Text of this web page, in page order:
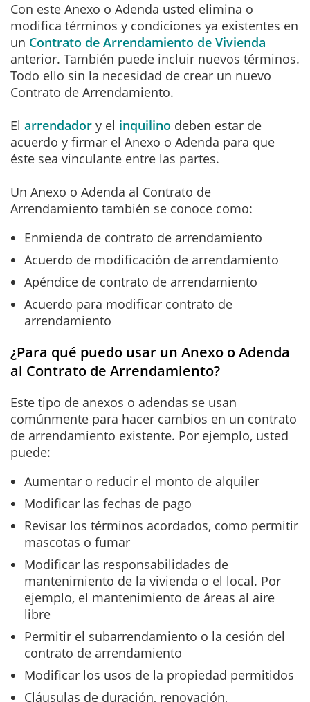
Con este Anexo o Adenda usted elimina o
modifica términos y condiciones ya existentes en
un Contrato de Arrendamiento de Vivienda
anterior. También puede incluir nuevos términos.
Todo ello sin la necesidad de crear un nuevo
Contrato de Arrendamiento.
El arrendador y el inquilino deben estar de
acuerdo y firmar el Anexo o Adenda para que
éste sea vinculante entre las partes.
Un Anexo o Adenda al Contrato de
Arrendamiento también se conoce como:
Enmienda de contrato de arrendamiento
Acuerdo de modificación de arrendamiento
Apéndice de contrato de arrendamiento
Acuerdo para modificar contrato de
arrendamiento
¿Para qué puedo usar un Anexo o Adenda
al Contrato de Arrendamiento?
Este tipo de anexos o adendas se usan
comúnmente para hacer cambios en un contrato
de arrendamiento existente. Por ejemplo, usted
puede:
Aumentar o reducir el monto de alquiler
Modificar las fechas de pago
Revisar los términos acordados, como permitir
mascotas o fumar
Modificar las responsabilidades de
mantenimiento de la vivienda o el local. Por
ejemplo, el mantenimiento de áreas al aire
libre
Permitir el subarrendamiento o la cesión del
contrato de arrendamiento
Modificar los usos de la propiedad permitidos
Cláusulas de duración, renovación,